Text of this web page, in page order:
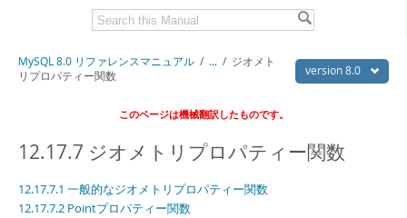
MySQL Enterprise
Workbench
Connectors
More
Download this Manual version 8.0
MySQL 8.0 リファレンスマニュアル / ... / ジオメト
リプロパティー関数
このページは機械翻訳したものです。
12.17.7 ジオメトリプロパティー関数
12.17.7.1 一般的なジオメトリプロパティー関数
12.17.7.2 Pointプロパティー関数